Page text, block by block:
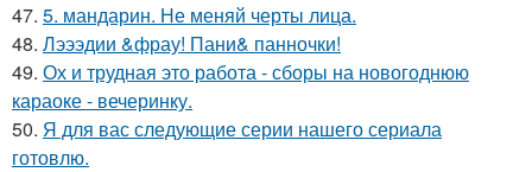
47. 5. мандарин. Не меняй черты лица.
48. Лэээдии &фрау! Пани& панночки!
49. Ох и трудная это работа - сборы на новогоднюю
караоке - вечеринку.
50. Я для вас следующие серии нашего сериала
готовлю.